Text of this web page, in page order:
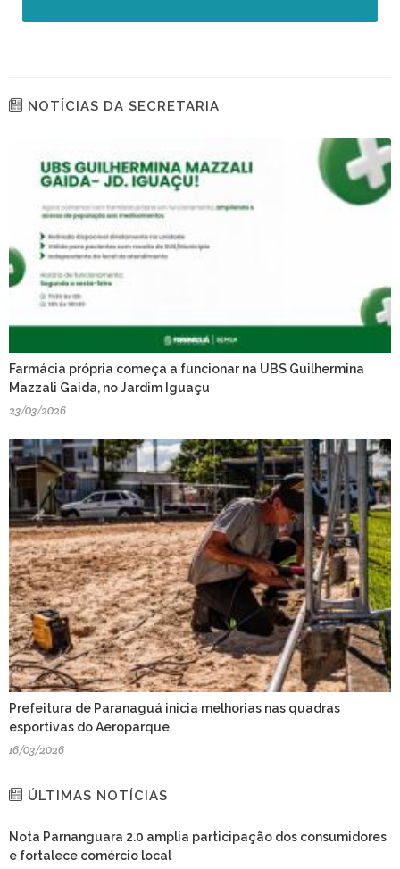
NOTÍCIAS DA SECRETARIA
Farmácia própria começa a funcionar na UBS Guilhermina
Mazzali Gaida, no Jardim Iguaçu
23/03/2026
Prefeitura de Paranaguá inicia melhorias nas quadras
esportivas do Aeroparque
16/03/2026
ÚLTIMAS NOTÍCIAS
Nota Parnanguara 2.0 amplia participação dos consumidores
e fortalece comércio local